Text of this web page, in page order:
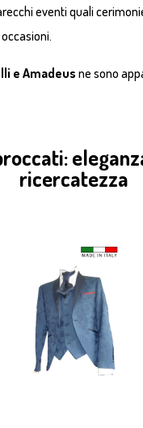
eventi quali
e Amadeus ne sono
ricercatezza